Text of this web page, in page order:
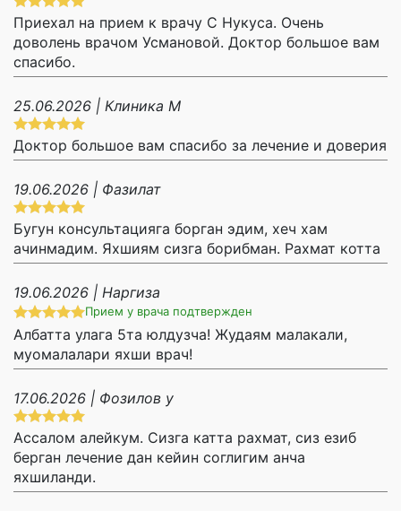
Приехал на прием к врачу С Нукуса. Очень
доволень врачом Усмановой. Доктор большое вам
спасибо.
25.06.2026 | Клиника М
Доктор большое вам спасибо за лечение и доверия
19.06.2026 | Фазилат
Бугун консультацияга борган эдим, хеч хам
ачинмадим. Яхшиям сизга борибман. Рахмат котта
19.06.2026 | Наргиза
Прием у врача подтвержден
Албатта улага 5та юлдузча! Жудаям малакали,
муомалалари яхши врач!
17.06.2026 | Фозилов у
Ассалом алейкум. Сизга катта рахмат, сиз езиб
берган лечение дан кейин соглигим анча
яхшиланди.